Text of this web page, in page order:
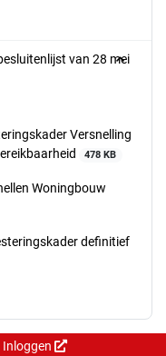
van 28 mei
Versnelling
478 KB
Woningbouw
definitief
Inloggen